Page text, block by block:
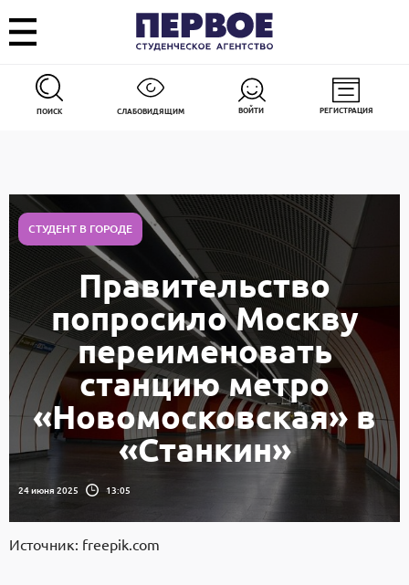
ПОИСК СЛАБОВИДЯЩИМ ВОЙТИ РЕГИСТРАЦИЯ
СТУДЕНТ В ГОРОДЕ
Правительство
попросило Москву
переименовать
станцию метро
«Новомосковская» в
«Станкин»
24 июня 2025 13:05
Источник: freepik.com